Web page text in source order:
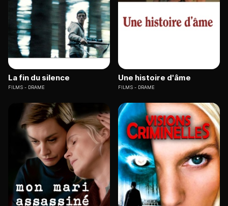
La fin du silence
FILMS DRAME
Une histoire d'âme
FILMS DRAME